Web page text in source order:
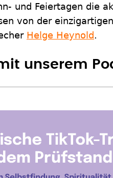
und Feiertagen die
von der
Helge Heynold.
unserem